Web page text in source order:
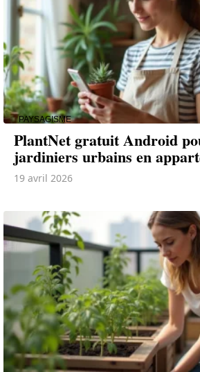
PAYSAGISME
PlantNet gratuit Android
jardiniers urbains en
19 avril 2026